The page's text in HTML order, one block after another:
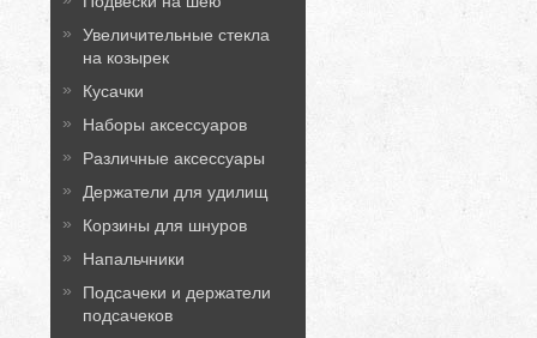
Увеличительные стекла
на козырек
Кусачки
Наборы аксессуаров
Различные аксессуары
Держатели для удилищ
Корзины для шнуров
Напальчники
Подсачеки и держатели
подсачеков